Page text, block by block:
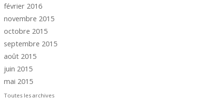
février 2016
novembre 2015
octobre 2015
septembre 2015
août 2015
juin 2015
mai 2015
Toutes les archives